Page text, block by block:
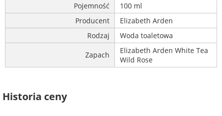
Pojemność
100 ml
Producent
Elizabeth Arden
Rodzaj
Woda toaletowa
Zapach
Elizabeth Arden White Tea
Wild Rose
Historia ceny